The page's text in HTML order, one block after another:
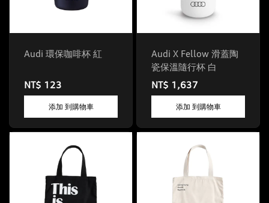
Audi 環保咖啡杯 紅
NT$ 123
添加 到購物車
Audi X Fellow 滑蓋陶
瓷保溫隨行杯 白
NT$ 1,637
添加 到購物車